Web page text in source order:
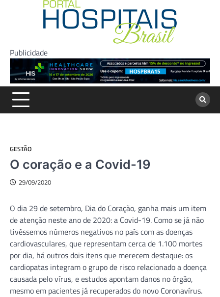
Publicidade
GESTÃO
O coração e a Covid-19
29/09/2020
O dia 29 de setembro, Dia do Coração, ganha mais um item
de atenção neste ano de 2020: a Covid-19. Como se já não
tivéssemos números negativos no país com as doenças
cardiovasculares, que representam cerca de 1.100 mortes
por dia, há outros dois itens que merecem destaque: os
cardiopatas integram o grupo de risco relacionado a doença
causada pelo vírus, e estudos apontam danos no órgão,
mesmo em pacientes já recuperados do novo Coronavírus.